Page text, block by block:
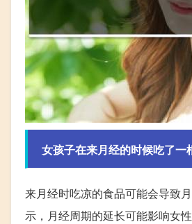
女孩子在来月经的时候吃了一
来月经时吃凉的食品可能会导致
示，月经周期的延长可能影响女